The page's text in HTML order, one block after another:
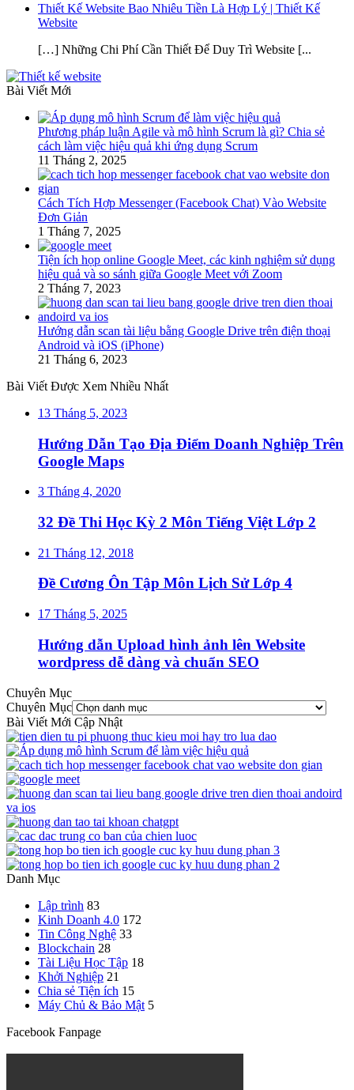
Thiết Kế Website Bao Nhiêu Tiền Là Hợp Lý | Thiết Kế
Website
[…] Những Chi Phí Cần Thiết Để Duy Trì Website [...
Bài Viết Mới
Phương pháp luận Agile và mô hình Scrum là gì? Chia sẻ
cách làm việc hiệu quả khi ứng dụng Scrum
11 Tháng 2, 2025
Cách Tích Hợp Messenger (Facebook Chat) Vào Website
Đơn Giản
1 Tháng 7, 2025
Tiện ích họp online Google Meet, các kinh nghiệm sử dụng
hiệu quả và so sánh giữa Google Meet với Zoom
2 Tháng 7, 2023
Hướng dẫn scan tài liệu bằng Google Drive trên điện thoại
Android và iOS (iPhone)
21 Tháng 6, 2023
Bài Viết Được Xem Nhiều Nhất
13 Tháng 5, 2023
Hướng Dẫn Tạo Địa Điểm Doanh Nghiệp Trên
Google Maps
3 Tháng 4, 2020
32 Đề Thi Học Kỳ 2 Môn Tiếng Việt Lớp 2
21 Tháng 12, 2018
Đề Cương Ôn Tập Môn Lịch Sử Lớp 4
17 Tháng 5, 2025
Hướng dẫn Upload hình ảnh lên Website
wordpress dễ dàng và chuẩn SEO
Chuyên Mục
Chuyên Mục
Bài Viết Mới Cập Nhật
Danh Mục
Lập trình 83
Kinh Doanh 4.0 172
Tin Công Nghệ 33
Blockchain 28
Tài Liệu Học Tập 18
Khởi Nghiệp 21
Chia sẻ Tiện ích 15
Máy Chủ & Bảo Mật 5
Facebook Fanpage